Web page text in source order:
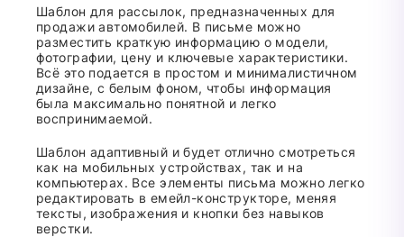
Шаблон для рассылок, предназначенных для
продажи автомобилей. В письме можно
разместить краткую информацию о модели,
фотографии, цену и ключевые характеристики.
Всё это подается в простом и минималистичном
дизайне, с белым фоном, чтобы информация
была максимально понятной и легко
воспринимаемой.
Шаблон адаптивный и будет отлично смотреться
как на мобильных устройствах, так и на
компьютерах. Все элементы письма можно легко
редактировать в емейл-конструкторе, меняя
тексты, изображения и кнопки без навыков
верстки.